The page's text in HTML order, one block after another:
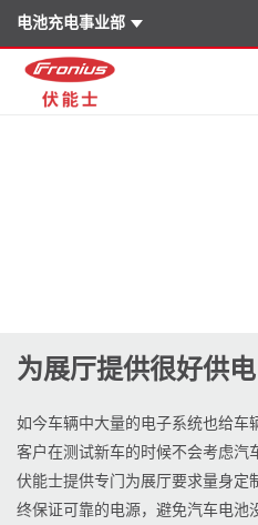
电池充电事业部
为展厅提供很好供电
如今车辆中大量的电子系统也给车
客户在测试新车的时候不会考虑汽
伏能士提供专门为展厅要求量身定
终保证可靠的电源，避免汽车电池